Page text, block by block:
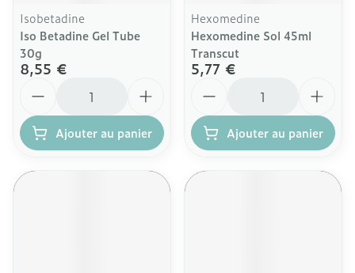
Isobetadine
Iso Betadine Gel Tube
30g
8,55 €
Ajouter au panier
Hexomedine
Hexomedine Sol 45ml
Transcut
5,77 €
Ajouter au panier